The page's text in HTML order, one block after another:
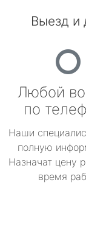
Выезд и
Любой
по
Наши
полную
Назначат цену
время